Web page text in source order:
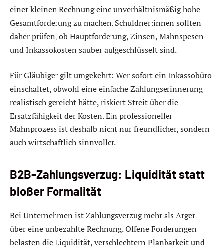
einer kleinen Rechnung eine unverhältnismäßig hohe
Gesamtforderung zu machen. Schuldner:innen sollten
daher prüfen, ob Hauptforderung, Zinsen, Mahnspesen
und Inkassokosten sauber aufgeschlüsselt sind.
Für Gläubiger gilt umgekehrt: Wer sofort ein Inkassobüro
einschaltet, obwohl eine einfache Zahlungserinnerung
realistisch gereicht hätte, riskiert Streit über die
Ersatzfähigkeit der Kosten. Ein professioneller
Mahnprozess ist deshalb nicht nur freundlicher, sondern
auch wirtschaftlich sinnvoller.
B2B-Zahlungsverzug: Liquidität statt
bloßer Formalität
Bei Unternehmen ist Zahlungsverzug mehr als Ärger
über eine unbezahlte Rechnung. Offene Forderungen
belasten die Liquidität, verschlechtern Planbarkeit und